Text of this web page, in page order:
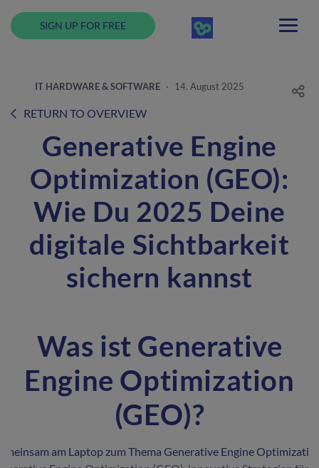
SIGN UP FOR FREE
IT HARDWARE & SOFTWARE · 14. August 2025
RETURN TO OVERVIEW
Generative Engine
Optimization (GEO):
Wie Du 2025 Deine
digitale Sichtbarkeit
sichern kannst
Was ist Generative
Engine Optimization
(GEO)?